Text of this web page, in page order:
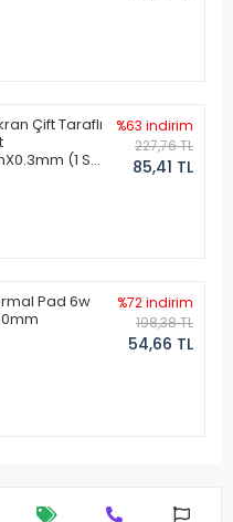
Çift Taraflı
(1 Set
%63 indirim
227,76 TL
85,41 TL
Pad 6w
%72 indirim
198,38 TL
54,66 TL